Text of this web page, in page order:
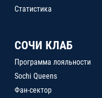
Статистика
СОЧИ КЛАБ
Программа лояльности
Sochi Queens
Фан-сектор